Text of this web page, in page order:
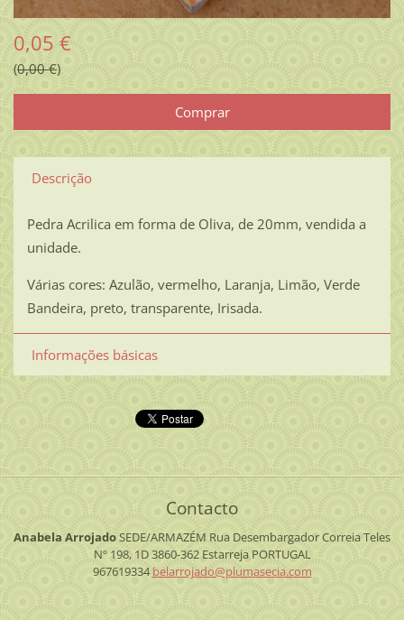
0,05 €
0,00 €
Descrição
Pedra Acrilica em forma de Oliva, de 20mm, vendida a
unidade.
Várias cores: Azulão, vermelho, Laranja, Limão, Verde
Bandeira, preto, transparente, Irisada.
Informações básicas
Contacto
Anabela ArrojadoSEDE/ARMAZÉM Rua Desembargador Correia Teles
Nº 198, 1D3860-362 EstarrejaPORTUGAL
967619334belarrojado@plumasecia.com